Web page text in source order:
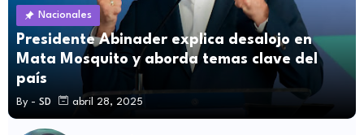
Nacionales
Presidente Abinader explica desalojo en
Mata Mosquito y aborda temas clave del
país
By - SD abril 28, 2025